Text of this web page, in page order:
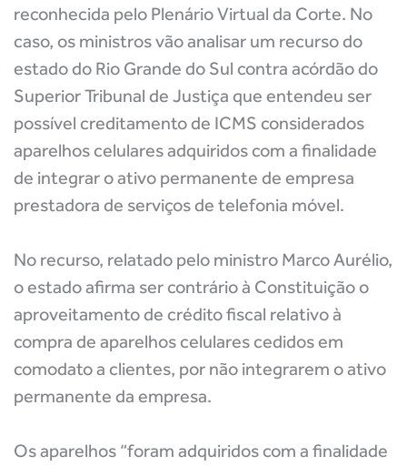
reconhecida pelo Plenário Virtual da Corte. No
caso, os ministros vão analisar um recurso do
estado do Rio Grande do Sul contra acórdão do
Superior Tribunal de Justiça que entendeu ser
possível creditamento de ICMS considerados
aparelhos celulares adquiridos com a finalidade
de integrar o ativo permanente de empresa
prestadora de serviços de telefonia móvel.
No recurso, relatado pelo ministro Marco Aurélio,
o estado afirma ser contrário à Constituição o
aproveitamento de crédito fiscal relativo à
compra de aparelhos celulares cedidos em
comodato a clientes, por não integrarem o ativo
permanente da empresa.
Os aparelhos “foram adquiridos com a finalidade